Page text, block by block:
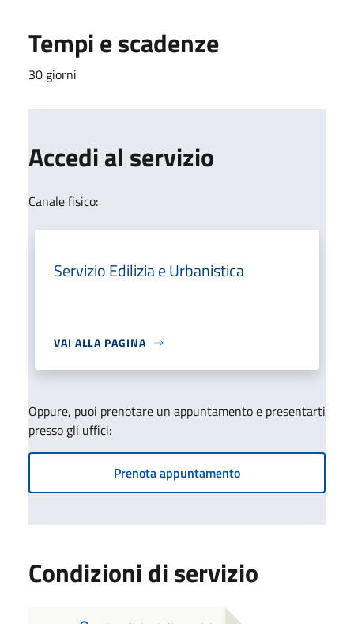
Tempi e scadenze
30 giorni
Accedi al servizio
Canale fisico:
Servizio Edilizia e Urbanistica
VAI ALLA PAGINA
Oppure, puoi prenotare un appuntamento e presentarti
presso gli uffici:
Prenota appuntamento
Condizioni di servizio